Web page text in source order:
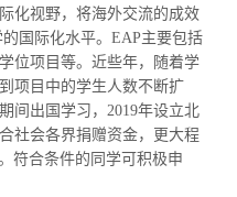
化视野，将海外交流的成效
国际化水平。EAP主要包括
位项目等。近些年，随着学
项目中的学生人数不断扩
间出国学习，2019年设立北
社会各界捐赠资金，更大程
符合条件的同学可积极申